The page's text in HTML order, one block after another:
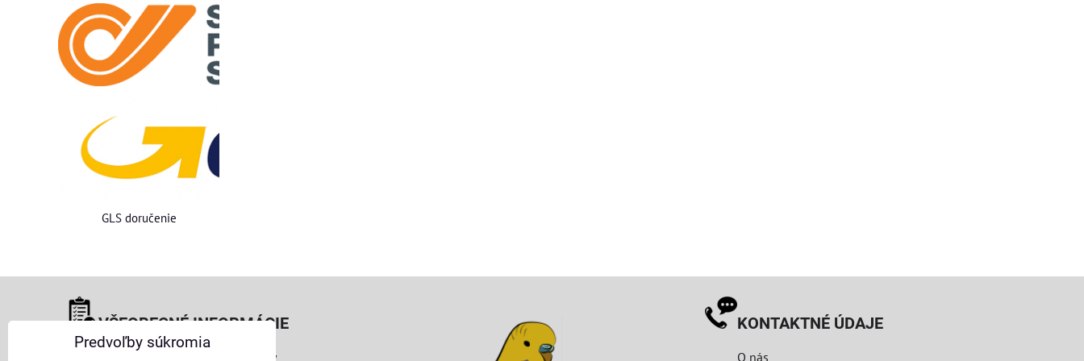
GLS doručenie
VŠEOBECNÉ INFORMÁCIE
Obchodné podmienky pre osoby
KONTAKTNÉ ÚDAJE
O nás
Predvoľby súkromia